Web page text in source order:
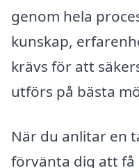
genom hela
kunskap,
krävs för att
utförs på bästa
När du anlitar en
förvänta dig att få